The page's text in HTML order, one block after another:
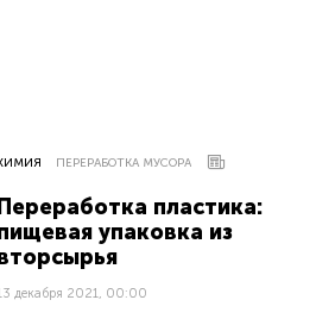
ПЕРЕРАБОТКА МУСОРА
пластика:
упаковка из
декабря 2021, 00:00